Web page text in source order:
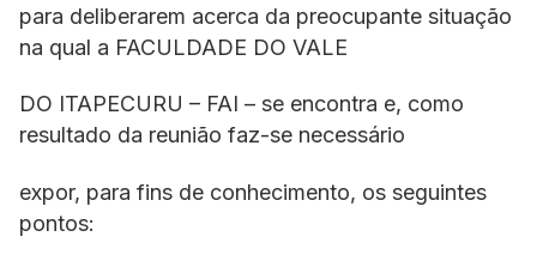
para deliberarem acerca da preocupante situação
na qual a FACULDADE DO VALE
DO ITAPECURU – FAI – se encontra e, como
resultado da reunião faz-se necessário
expor, para fins de conhecimento, os seguintes
pontos: